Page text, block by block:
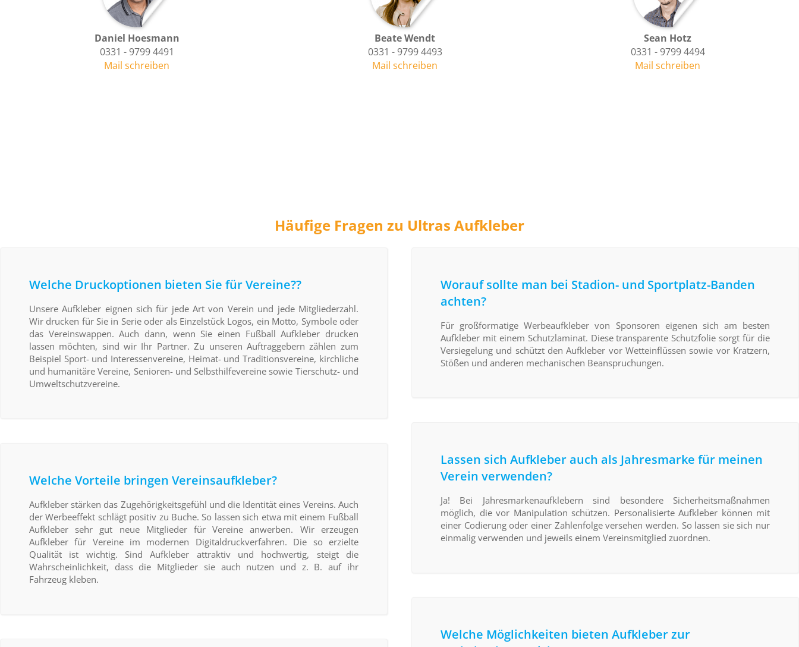
Häufige Fragen zu Ultras Aufkleber
Welche Druckoptionen bieten Sie für Vereine??
Unsere Aufkleber eignen sich für jede Art von Verein und jede Mitgliederzahl.
Wir drucken für Sie in Serie oder als Einzelstück Logos, ein Motto, Symbole oder
das Vereinswappen. Auch dann, wenn Sie einen Fußball Aufkleber drucken
lassen möchten, sind wir Ihr Partner. Zu unseren Auftraggebern zählen zum
Beispiel Sport- und Interessenvereine, Heimat- und Traditionsvereine, kirchliche
und humanitäre Vereine, Senioren- und Selbsthilfevereine sowie Tierschutz- und
Umweltschutzvereine.
Welche Vorteile bringen Vereinsaufkleber?
Aufkleber stärken das Zugehörigkeitsgefühl und die Identität eines Vereins. Auch
der Werbeeffekt schlägt positiv zu Buche. So lassen sich etwa mit einem Fußball
Aufkleber sehr gut neue Mitglieder für Vereine anwerben. Wir erzeugen
Aufkleber für Vereine im modernen Digitaldruckverfahren. Die so erzielte
Qualität ist wichtig. Sind Aufkleber attraktiv und hochwertig, steigt die
Wahrscheinlichkeit, dass die Mitglieder sie auch nutzen und z. B. auf ihr
Fahrzeug kleben.
Worauf sollte man bei Stadion- und Sportplatz-Banden
achten?
Für großformatige Werbeaufkleber von Sponsoren eigenen sich am besten
Aufkleber mit einem Schutzlaminat. Diese transparente Schutzfolie sorgt für die
Versiegelung und schützt den Aufkleber vor Wetteinflüssen sowie vor Kratzern,
Stößen und anderen mechanischen Beanspruchungen.
Lassen sich Aufkleber auch als Jahresmarke für meinen
Verein verwenden?
Ja! Bei Jahresmarkenaufklebern sind besondere Sicherheitsmaßnahmen
möglich, die vor Manipulation schützen. Personalisierte Aufkleber können mit
einer Codierung oder einer Zahlenfolge versehen werden. So lassen sie sich nur
einmalig verwenden und jeweils einem Vereinsmitglied zuordnen.
Welche Möglichkeiten bieten Aufkleber zur